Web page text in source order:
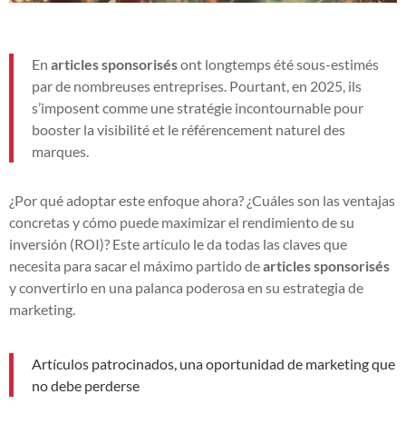
En articles sponsorisésont longtemps été sous-estimés
par de nombreuses entreprises. Pourtant, en 2025, ils
s’imposent comme une stratégie incontournable pour
booster la visibilité et le référencement naturel des
marques.
¿Por qué adoptar este enfoque ahora? ¿Cuáles son las ventajas
concretas y cómo puede maximizar el rendimiento de su
inversión (ROI)? Este artículo le da todas las claves que
necesita para sacar el máximo partido dearticles sponsorisés
y convertirlo en una palanca poderosa en su estrategia de
marketing.
Artículos patrocinados, una oportunidad de marketing que
no debe perderse